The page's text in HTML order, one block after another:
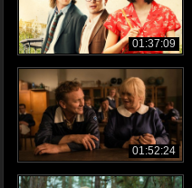
01:37:09
01:52:24